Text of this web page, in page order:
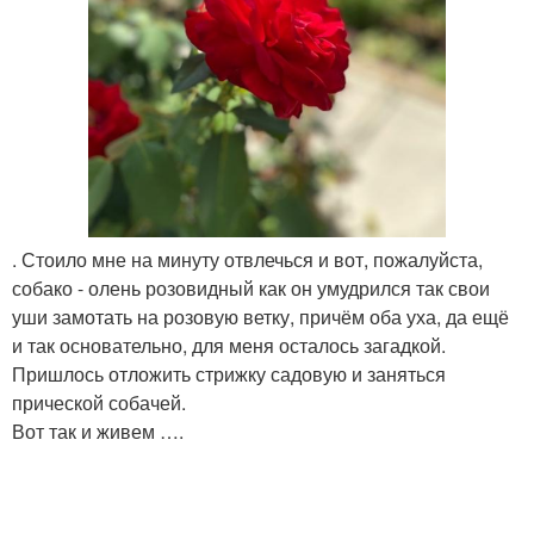
. Стоило мне на минуту отвлечься и вот, пожалуйста,
собако - олень розовидный как он умудрился так свои
уши замотать на розовую ветку, причём оба уха, да ещё
и так основательно, для меня осталось загадкой.
Пришлось отложить стрижку садовую и заняться
прической собачей.
Вот так и живем ….